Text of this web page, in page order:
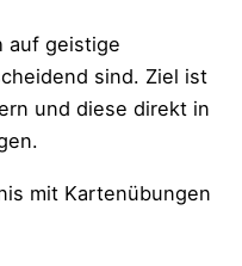
auf geistige
sind. Ziel ist
und diese direkt in